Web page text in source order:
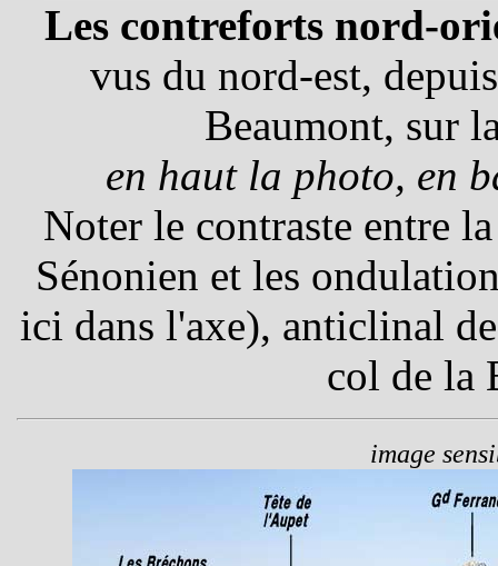
Les contreforts nord-
vus du nord-est,
Beaumont, sur
en haut la photo, en
Noter le contraste entre
Sénonien et les
ici dans l'axe), anticlinal
col de la
image